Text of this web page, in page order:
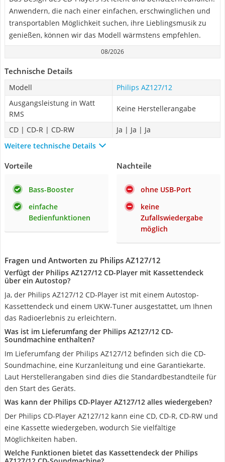
Anwendern, die nach einer einfachen, erschwinglichen und
transportablen Möglichkeit suchen, ihre Lieblingsmusik zu
genießen, können wir das Modell wärmstens empfehlen.
08/2026
Technische Details
Modell
Philips AZ127/12
Ausgangsleistung in Watt
RMS
Keine Herstellerangabe
CD | CD-R | CD-RW
Ja | Ja | Ja
Weitere technische Details
Vorteile
Bass-Booster
einfache
Bedienfunktionen
Nachteile
ohne USB-Port
keine
Zufallswiedergabe
möglich
Fragen und Antworten zu Philips AZ127/12
Verfügt der Philips AZ127/12 CD-Player mit Kassettendeck
über ein Autostop?
Ja, der Philips AZ127/12 CD-Player ist mit einem Autostop-
Kassettendeck und einem UKW-Tuner ausgestattet, um Ihnen
das Radioerlebnis zu erleichtern.
Was ist im Lieferumfang der Philips AZ127/12 CD-
Soundmachine enthalten?
Im Lieferumfang der Philips AZ127/12 befinden sich die CD-
Soundmachine, eine Kurzanleitung und eine Garantiekarte.
Laut Herstellerangaben sind dies die Standardbestandteile für
den Start des Geräts.
Was kann der Philips CD-Player AZ127/12 alles wiedergeben?
Der Philips CD-Player AZ127/12 kann eine CD, CD-R, CD-RW und
eine Kassette wiedergeben, wodurch Sie vielfältige
Möglichkeiten haben.
Welche Funktionen bietet das Kassettendeck der Philips